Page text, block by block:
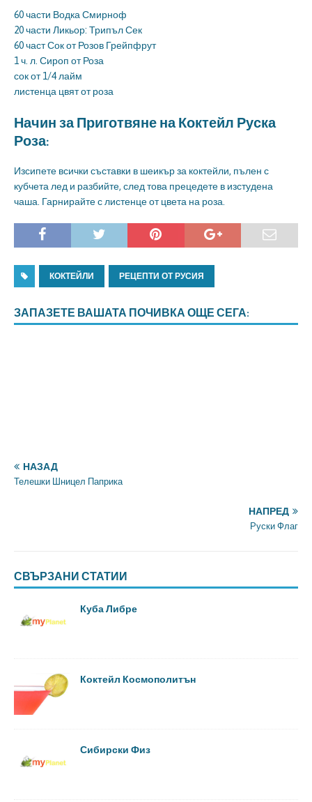
60 части Водка Смирноф
20 части Ликьор: Трипъл Сек
60 част Сок от Розов Грейпфрут
1 ч. л. Сироп от Роза
сок от 1/4 лайм
листенца цвят от роза
Начин за Приготвяне на Коктейл Руска
Роза:
Изсипете всички съставки в шеикър за коктейли, пълен с
кубчета лед и разбийте, след това прецедете в изстудена
чаша. Гарнирайте с листенце от цвета на роза.
КОКТЕЙЛИ РЕЦЕПТИ ОТ РУСИЯ
ЗАПАЗЕТЕ ВАШАТА ПОЧИВКА ОЩЕ СЕГА:
НАЗАД
Телешки Шницел Паприка
НАПРЕД
Руски Флаг
СВЪРЗАНИ СТАТИИ
Куба Либре
Коктейл Космополитън
Сибирски Физ